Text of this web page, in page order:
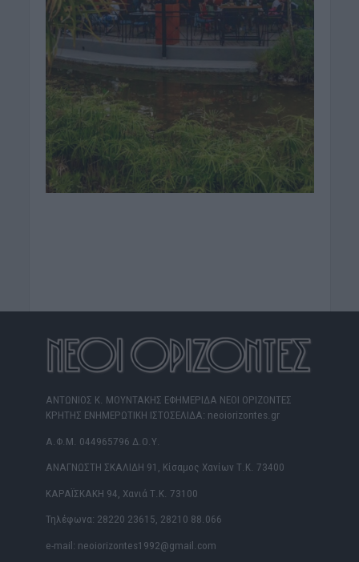
ΑΝΤΩΝΙΟΣ Κ. ΜΟΥΝΤΑΚΗΣ ΕΦΗΜΕΡΙΔΑ ΝΕΟΙ ΟΡΙΖΟΝΤΕΣ
ΚΡΗΤΗΣ ΕΝΗΜΕΡΩΤΙΚΗ ΙΣΤΟΣΕΛΙΔΑ: neoiorizontes.gr
Α.Φ.Μ. 044965796 Δ.Ο.Υ.
ΑΝΑΓΝΩΣΤΗ ΣΚΑΛΙΔΗ 91, Κίσαμος Χανίων Τ.Κ. 73400
ΚΑΡΑΪΣΚΑΚΗ 94, Χανιά Τ.Κ. 73100
Τηλέφωνα: 28220 23615, 28210 88.066
e-mail: neoiorizontes1992@gmail.com